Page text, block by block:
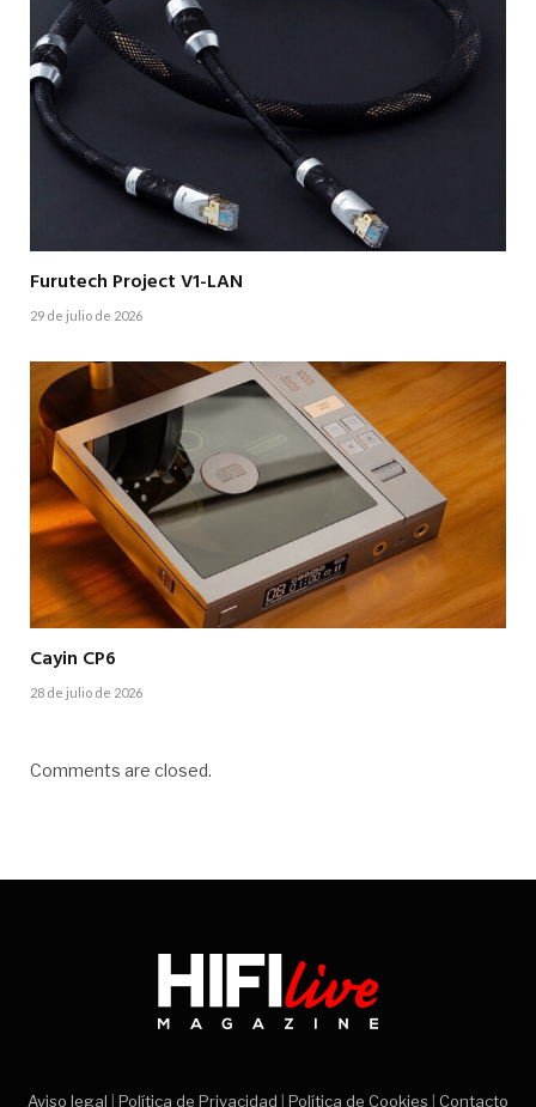
Furutech Project V1-LAN
29 de julio de 2026
Cayin CP6
28 de julio de 2026
Comments are closed.
Aviso legal Política de Privacidad Política de Cookies Contacto